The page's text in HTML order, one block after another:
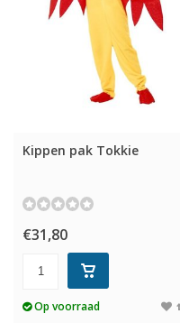
Kippen pak Tokkie
€31,80
Op voorraad